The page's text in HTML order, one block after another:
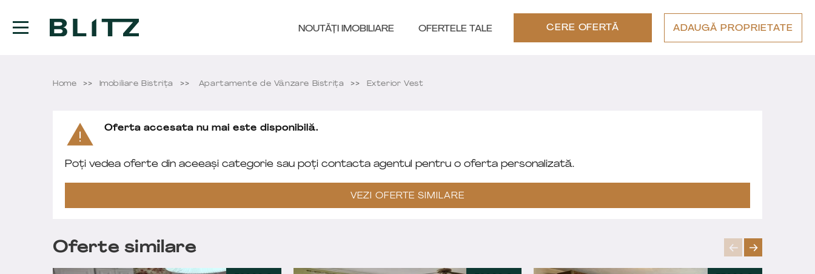
NOUTĂȚI IMOBILIARE OFERTELE TALE CERE OFERTĂ ADAUGĂ PROPRIETATE
Home Imobiliare Bistriţa Apartamente de Vânzare Bistriţa Exterior Vest
Oferta accesata nu mai este disponibilă.
Poți vedea oferte din aceeași categorie sau poți contacta agentul pentru o oferta personalizată.
VEZI OFERTE SIMILARE
Oferte similare